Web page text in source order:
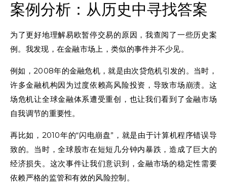
案例分析：从历史中寻找答案
为了更好地理解易欧暂停交易的原因，我查阅了一些历史案
例。我发现，在金融市场上，类似的事件并不少见。
例如，2008年的金融危机，就是由次贷危机引发的。当时，
许多金融机构因为过度依赖高风险投资，导致市场崩溃。这
场危机让全球金融体系遭受重创，也让我们看到了金融市场
自我调节的重要性。
再比如，2010年的“闪电崩盘”，就是由于计算机程序错误导
致的。当时，全球股市在短短几分钟内暴跌，造成了巨大的
经济损失。这次事件让我们意识到，金融市场的稳定性需要
依赖严格的监管和有效的风险控制。